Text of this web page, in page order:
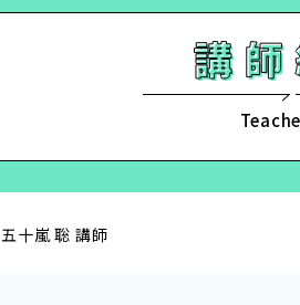
ノベルス・シナリオ
那覇
フランス
五十嵐 聡 講師